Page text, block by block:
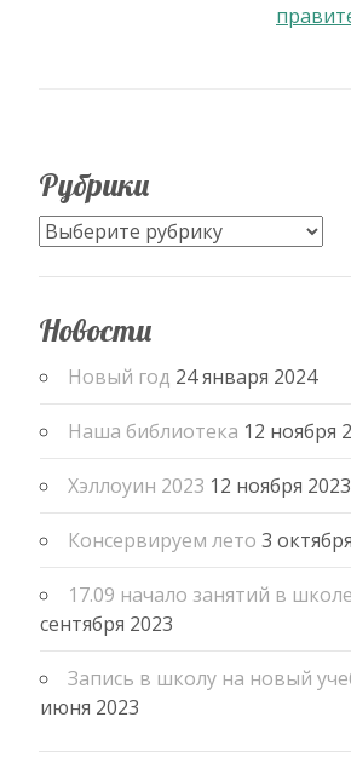
Рубрики
Рубрики
Новости
Новый год 24 января 2024
Наша библиотека 12 ноября
Хэллоуин 2023 12 ноября 2023
Консервируем лето 3
17.09 начало занятий в
сентября 2023
Запись в школу на новый
июня 2023